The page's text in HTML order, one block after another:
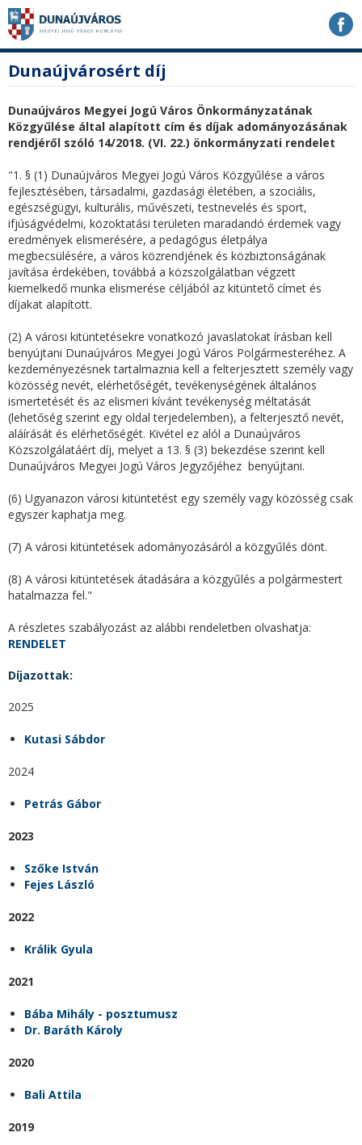
Ugrás
tartalomhoz
Ugrás
navigációhoz
Ugrás
kereséshez
a
honlapon
tartalom
Dunaújvárosért díj
Dunaújváros Megyei Jogú Város Önkormányzatának
Közgyűlése által alapított cím és díjak adományozásának
rendjéről szóló 14/2018. (VI. 22.) önkormányzati rendelet
"1. § (1) Dunaújváros Megyei Jogú Város Közgyűlése a város
fejlesztésében, társadalmi, gazdasági életében, a szociális,
egészségügyi, kulturális, művészeti, testnevelés és sport,
ifjúságvédelmi, közoktatási területen maradandó érdemek vagy
eredmények elismerésére, a pedagógus életpálya
megbecsülésére, a város közrendjének és közbiztonságának
javítása érdekében, továbbá a közszolgálatban végzett
kiemelkedő munka elismerése céljából az kitüntető címet és
díjakat alapított.
(2) A városi kitüntetésekre vonatkozó javaslatokat írásban kell
benyújtani Dunaújváros Megyei Jogú Város Polgármesteréhez. A
kezdeményezésnek tartalmaznia kell a felterjesztett személy vagy
közösség nevét, elérhetőségét, tevékenységének általános
ismertetését és az elismeri kívánt tevékenység méltatását
(lehetőség szerint egy oldal terjedelemben), a felterjesztő nevét,
aláírását és elérhetőségét. Kivétel ez alól a Dunaújváros
Közszolgálatáért díj, melyet a 13. § (3) bekezdése szerint kell
Dunaújváros Megyei Jogú Város Jegyzőjéhez benyújtani.
(6) Ugyanazon városi kitüntetést egy személy vagy közösség csak
egyszer kaphatja meg.
(7) A városi kitüntetések adományozásáról a közgyűlés dönt.
(8) A városi kitüntetések átadására a közgyűlés a polgármestert
hatalmazza fel."
A részletes szabályozást az alábbi rendeletben olvashatja:
RENDELET
Díjazottak:
2025
Kutasi Sábdor
2024
Petrás Gábor
2023
Szőke István
Fejes László
2022
Králik Gyula
2021
Bába Mihály - posztumusz
Dr. Baráth Károly
2020
Bali Attila
2019